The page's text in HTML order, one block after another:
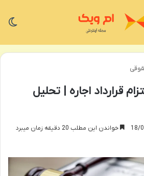
قرارداد اجاره | تحلیل
خواندن این مطلب 20 دقیقه زمان میبرد